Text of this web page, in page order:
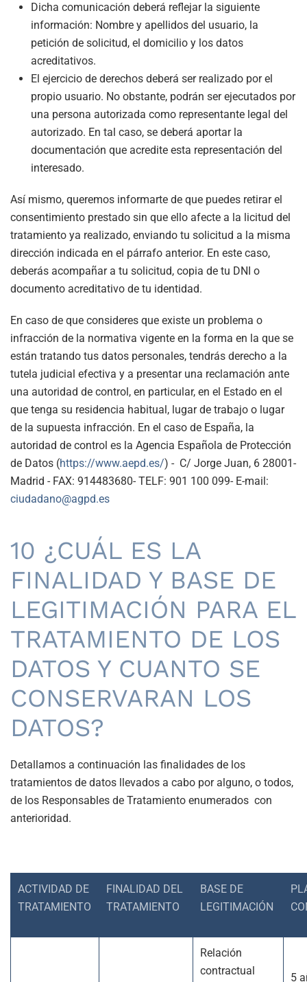
Dicha comunicación deberá reflejar la siguiente
información: Nombre y apellidos del usuario, la
petición de solicitud, el domicilio y los datos
acreditativos.
El ejercicio de derechos deberá ser realizado por el
propio usuario. No obstante, podrán ser ejecutados por
una persona autorizada como representante legal del
autorizado. En tal caso, se deberá aportar la
documentación que acredite esta representación del
interesado.
Así mismo, queremos informarte de que puedes retirar el
consentimiento prestado sin que ello afecte a la licitud del
tratamiento ya realizado, enviando tu solicitud a la misma
dirección indicada en el párrafo anterior. En este caso,
deberás acompañar a tu solicitud, copia de tu DNI o
documento acreditativo de tu identidad.
En caso de que consideres que existe un problema o
infracción de la normativa vigente en la forma en la que se
están tratando tus datos personales, tendrás derecho a la
tutela judicial efectiva y a presentar una reclamación ante
una autoridad de control, en particular, en el Estado en el
que tenga su residencia habitual, lugar de trabajo o lugar
de la supuesta infracción. En el caso de España, la
autoridad de control es la Agencia Española de Protección
de Datos (https://www.aepd.es/) - C/ Jorge Juan, 6 28001-
Madrid - FAX: 914483680- TELF: 901 100 099- E-mail:
ciudadano@agpd.es
10 ¿CUÁL ES LA
FINALIDAD Y BASE DE
LEGITIMACIÓN PARA EL
TRATAMIENTO DE LOS
DATOS Y CUANTO SE
CONSERVARAN LOS
DATOS?
Detallamos a continuación las finalidades de los
tratamientos de datos llevados a cabo por alguno, o todos,
de los Responsables de Tratamiento enumerados con
anterioridad.
ACTIVIDAD DE
TRATAMIENTO
FINALIDAD DEL
TRATAMIENTO
BASE DE
LEGITIMACIÓN
Relación
contractual
5